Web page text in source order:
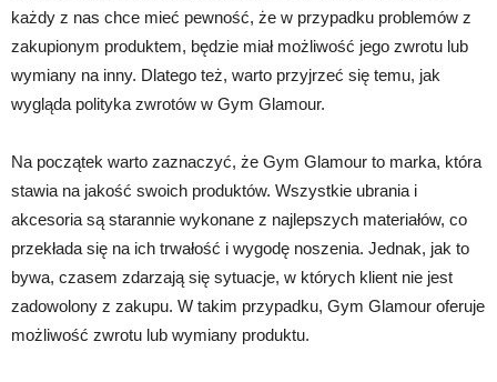
każdy z nas chce mieć pewność, że w przypadku problemów z
zakupionym produktem, będzie miał możliwość jego zwrotu lub
wymiany na inny. Dlatego też, warto przyjrzeć się temu, jak
wygląda polityka zwrotów w Gym Glamour.
Na początek warto zaznaczyć, że Gym Glamour to marka, która
stawia na jakość swoich produktów. Wszystkie ubrania i
akcesoria są starannie wykonane z najlepszych materiałów, co
przekłada się na ich trwałość i wygodę noszenia. Jednak, jak to
bywa, czasem zdarzają się sytuacje, w których klient nie jest
zadowolony z zakupu. W takim przypadku, Gym Glamour oferuje
możliwość zwrotu lub wymiany produktu.